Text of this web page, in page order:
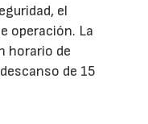
el
operación. La
horario de
de 15